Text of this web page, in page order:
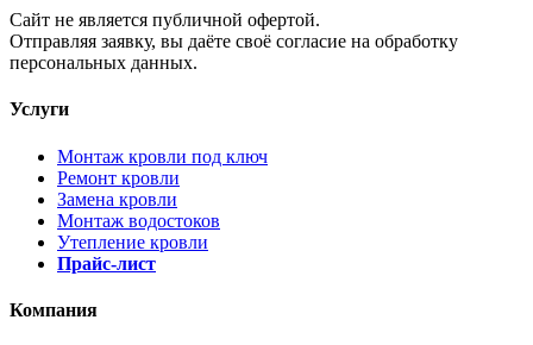
Cайт не является публичной офертой.
Отправляя заявку, вы даёте своё согласие на обработку
персональных данных.
Услуги
Монтаж кровли под ключ
Ремонт кровли
Замена кровли
Монтаж водостоков
Утепление кровли
Прайс-лист
Компания